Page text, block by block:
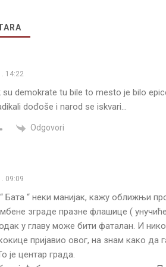
14:22
su demokrate tu bile to mesto je bilo
dođoše i narod se iskvari…
Odgovori
09:09
Бата “ неки манијак, кажу оближњи
зграде празне флашице (
у главу може бити фаталан. И
пријавио овог, на знам како да
је центар града.